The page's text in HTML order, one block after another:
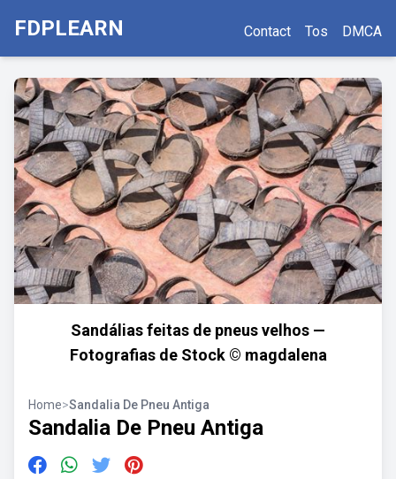
FDPLEARN Contact Tos DMCA
Sandálias feitas de pneus velhos —
Fotografias de Stock © magdalena
Home>Sandalia De Pneu Antiga
Sandalia De Pneu Antiga